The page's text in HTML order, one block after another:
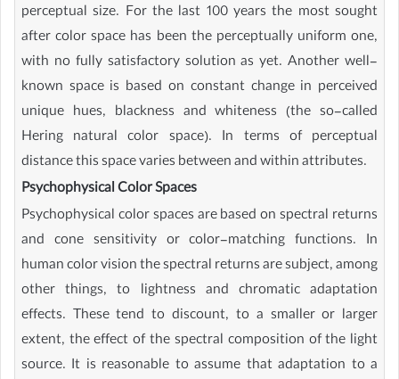
perceptual size. For the last 100 years the most sought
after color space has been the perceptually uniform one,
with no fully satisfactory solution as yet. Another well-
known space is based on constant change in perceived
unique hues, blackness and whiteness (the so-called
Hering natural color space). In terms of perceptual
distance this space varies between and within attributes.
Psychophysical Color Spaces
Psychophysical color spaces are based on spectral returns
and cone sensitivity or color-matching functions. In
human color vision the spectral returns are subject, among
other things, to lightness and chromatic adaptation
effects. These tend to discount, to a smaller or larger
extent, the effect of the spectral composition of the light
source. It is reasonable to assume that adaptation to a